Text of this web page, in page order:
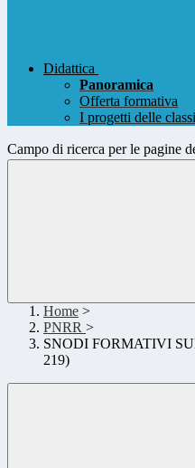
Didattica
Panoramica
Offerta formativa
I progetti delle classi
Campo di ricerca per le pagine
Home >
PNRR >
SNODI FORMATIVI
219)